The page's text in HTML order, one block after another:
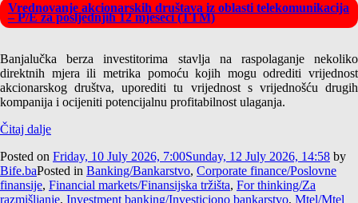
Vrednovanje akcionarskih društava iz oblasti telekomunikacija
– P/E za posljednjih 12 mjeseci (TTM)
Banjalučka berza investitorima stavlja na raspolaganje nekoliko
direktnih mjera ili metrika pomoću kojih mogu odrediti vrijednost
akcionarskog društva, uporediti tu vrijednost s vrijednošću drugih
kompanija i ocijeniti potencijalnu profitabilnost ulaganja.
Čitaj dalje
Posted on Friday, 10 July 2026, 7:00Sunday, 12 July 2026, 14:58 by
Bife.baPosted in Banking/Bankarstvo, Corporate finance/Poslovne
finansije, Financial markets/Finansijska tržišta, For thinking/Za
razmišljanje, Investment banking/Investiciono bankarstvo, Mtel/Mtel